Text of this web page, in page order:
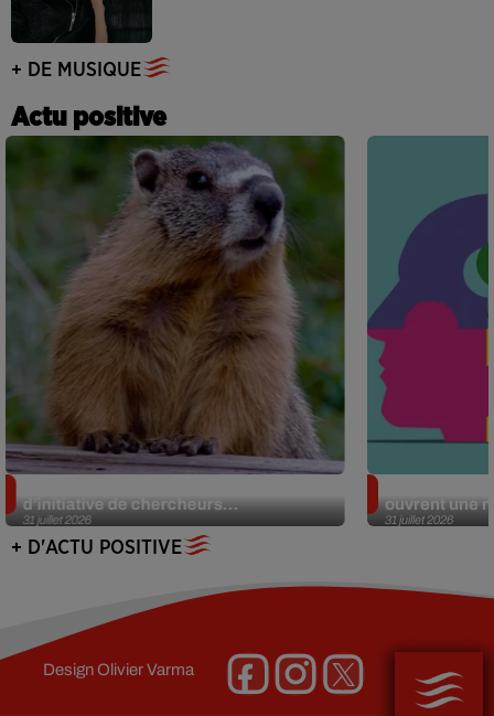
+ DE MUSIQUE
Actu positive
31 juillet 2026
d’initiative de chercheurs...
31 juillet 2026
ouvrent une
+ D'ACTU POSITIVE
DesignOlivier Varma